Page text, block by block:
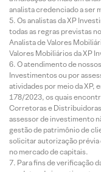
analista credenciado a ser
Os analistas da XP
todas as regras previstas
Analista de Valores
Valores Mobiliários da XP
O atendimento de
Investimentos ou por
atividades por meio da XP,
178/2023, os quais
Corretoras e Distribuidoras
assessor de investimento
gestão de patrimônio de
solicitar autorização prévia
no mercado de capitais.
Para fins de verificação